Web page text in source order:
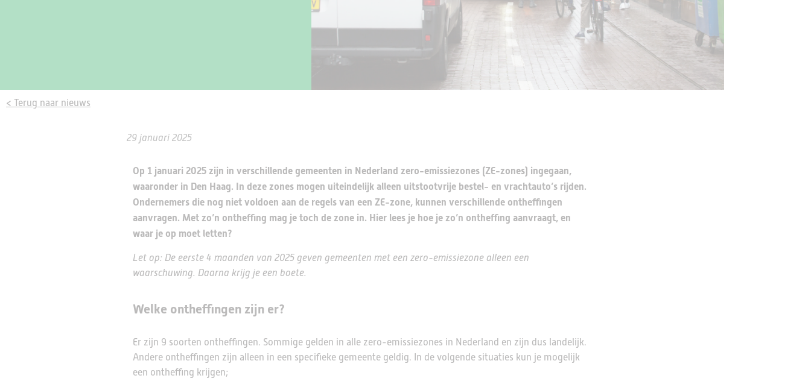
< Terug naar nieuws
29 januari 2025
Op 1 januari 2025 zijn in verschillende gemeenten in Nederland zero-emissiezones (ZE-zones) ingegaan,
waaronder in Den Haag. In deze zones mogen uiteindelijk alleen uitstootvrije bestel- en vrachtauto’s rijden.
Ondernemers die nog niet voldoen aan de regels van een ZE-zone, kunnen verschillende ontheffingen
aanvragen. Met zo’n ontheffing mag je toch de zone in. Hier lees je hoe je zo’n ontheffing aanvraagt, en
waar je op moet letten?
Let op: De eerste 4 maanden van 2025 geven gemeenten met een zero-emissiezone alleen een
waarschuwing. Daarna krijg je een boete.
Welke ontheffingen zijn er?
Er zijn 9 soorten ontheffingen. Sommige gelden in alle zero-emissiezones in Nederland en zijn dus landelijk.
Andere ontheffingen zijn alleen in een specifieke gemeente geldig. In de volgende situaties kun je mogelijk
een ontheffing krijgen;